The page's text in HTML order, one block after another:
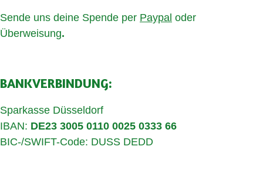
Sende uns deine Spende per Paypal oder
Überweisung.
BANKVERBINDUNG:
Sparkasse Düsseldorf
IBAN: DE23 3005 0110 0025 0333 66
BIC-/SWIFT-Code: DUSS DEDD